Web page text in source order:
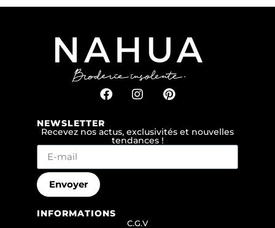
NEWSLETTER
Recevez nos actus, exclusivités et nouvelles
tendances !
Envoyer
INFORMATIONS
C.G.V